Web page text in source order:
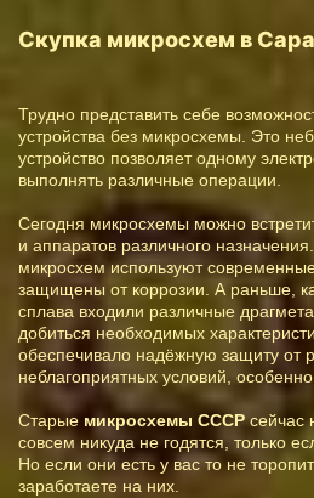
Скупка микросхем в
Трудно представить себе
устройства без микросхемы. Это
устройство позволяет одному
выполнять различные операции.
Сегодня микросхемы можно
и аппаратов различного
микросхем используют
защищены от коррозии. А раньше,
сплава входили различные
добиться необходимых
обеспечивало надёжную защиту от
неблагоприятных условий,
Старые микросхемы СССРсейчас
совсем никуда не годятся, только
Но если они есть у вас то не
заработаете на них.